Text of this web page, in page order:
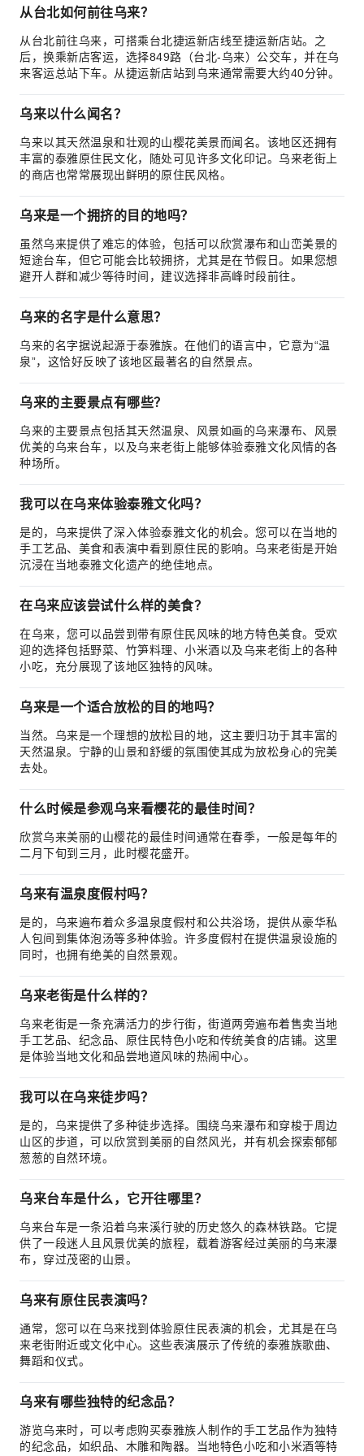
从台北如何前往乌来？
从台北前往乌来，可搭乘台北捷运新店线至捷运新店站。之
后，换乘新店客运，选择849路（台北-乌来）公交车，并在乌
来客运总站下车。从捷运新店站到乌来通常需要大约40分钟。
乌来以什么闻名？
乌来以其天然温泉和壮观的山樱花美景而闻名。该地区还拥有
丰富的泰雅原住民文化，随处可见许多文化印记。乌来老街上
的商店也常常展现出鲜明的原住民风格。
乌来是一个拥挤的目的地吗？
虽然乌来提供了难忘的体验，包括可以欣赏瀑布和山峦美景的
短途台车，但它可能会比较拥挤，尤其是在节假日。如果您想
避开人群和减少等待时间，建议选择非高峰时段前往。
乌来的名字是什么意思？
乌来的名字据说起源于泰雅族。在他们的语言中，它意为“温
泉”，这恰好反映了该地区最著名的自然景点。
乌来的主要景点有哪些？
乌来的主要景点包括其天然温泉、风景如画的乌来瀑布、风景
优美的乌来台车，以及乌来老街上能够体验泰雅文化风情的各
种场所。
我可以在乌来体验泰雅文化吗？
是的，乌来提供了深入体验泰雅文化的机会。您可以在当地的
手工艺品、美食和表演中看到原住民的影响。乌来老街是开始
沉浸在当地泰雅文化遗产的绝佳地点。
在乌来应该尝试什么样的美食？
在乌来，您可以品尝到带有原住民风味的地方特色美食。受欢
迎的选择包括野菜、竹笋料理、小米酒以及乌来老街上的各种
小吃，充分展现了该地区独特的风味。
乌来是一个适合放松的目的地吗？
当然。乌来是一个理想的放松目的地，这主要归功于其丰富的
天然温泉。宁静的山景和舒缓的氛围使其成为放松身心的完美
去处。
什么时候是参观乌来看樱花的最佳时间？
欣赏乌来美丽的山樱花的最佳时间通常在春季，一般是每年的
二月下旬到三月，此时樱花盛开。
乌来有温泉度假村吗？
是的，乌来遍布着众多温泉度假村和公共浴场，提供从豪华私
人包间到集体泡汤等多种体验。许多度假村在提供温泉设施的
同时，也拥有绝美的自然景观。
乌来老街是什么样的？
乌来老街是一条充满活力的步行街，街道两旁遍布着售卖当地
手工艺品、纪念品、原住民特色小吃和传统美食的店铺。这里
是体验当地文化和品尝地道风味的热闹中心。
我可以在乌来徒步吗？
是的，乌来提供了多种徒步选择。围绕乌来瀑布和穿梭于周边
山区的步道，可以欣赏到美丽的自然风光，并有机会探索郁郁
葱葱的自然环境。
乌来台车是什么，它开往哪里？
乌来台车是一条沿着乌来溪行驶的历史悠久的森林铁路。它提
供了一段迷人且风景优美的旅程，载着游客经过美丽的乌来瀑
布，穿过茂密的山景。
乌来有原住民表演吗？
通常，您可以在乌来找到体验原住民表演的机会，尤其是在乌
来老街附近或文化中心。这些表演展示了传统的泰雅族歌曲、
舞蹈和仪式。
乌来有哪些独特的纪念品？
游览乌来时，可以考虑购买泰雅族人制作的手工艺品作为独特
的纪念品，如织品、木雕和陶器。当地特色小吃和小米酒等特